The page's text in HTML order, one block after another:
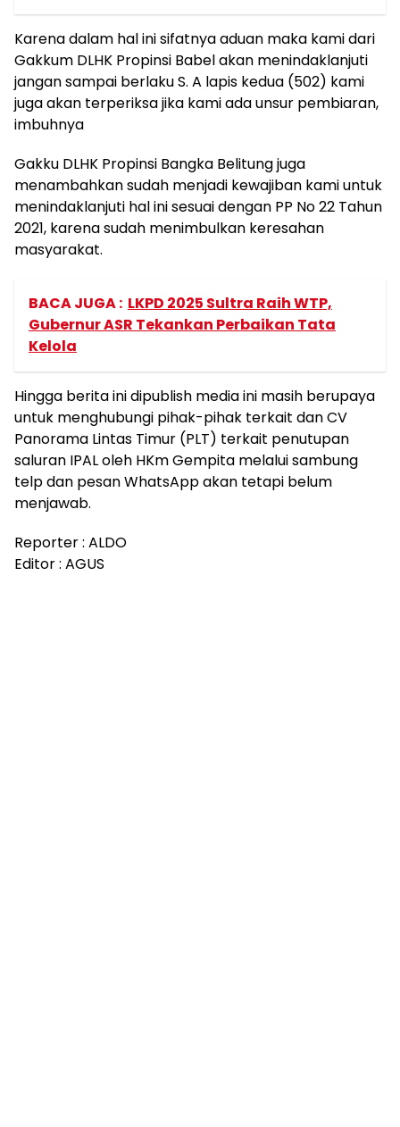
Karena dalam hal ini sifatnya aduan maka kami dari
Gakkum DLHK Propinsi Babel akan menindaklanjuti
jangan sampai berlaku S. A lapis kedua (502) kami
juga akan terperiksa jika kami ada unsur pembiaran,
imbuhnya
Gakku DLHK Propinsi Bangka Belitung juga
menambahkan sudah menjadi kewajiban kami untuk
menindaklanjuti hal ini sesuai dengan PP No 22 Tahun
2021, karena sudah menimbulkan keresahan
masyarakat.
BACA JUGA : LKPD 2025 Sultra Raih WTP,
Gubernur ASR Tekankan Perbaikan Tata
Kelola
Hingga berita ini dipublish media ini masih berupaya
untuk menghubungi pihak-pihak terkait dan CV
Panorama Lintas Timur (PLT) terkait penutupan
saluran IPAL oleh HKm Gempita melalui sambung
telp dan pesan WhatsApp akan tetapi belum
menjawab.
Reporter : ALDO
Editor : AGUS